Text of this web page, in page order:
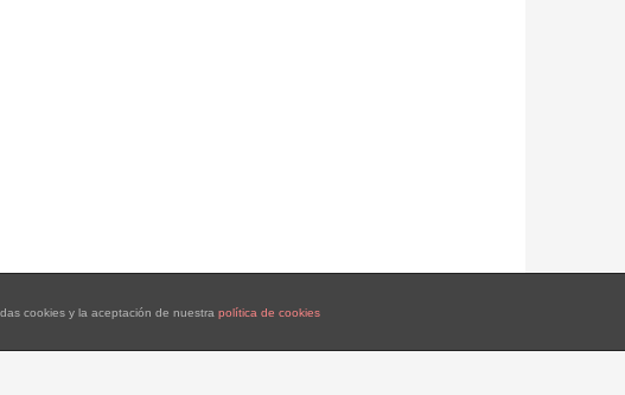
cookies y la aceptación de nuestra política de cookies